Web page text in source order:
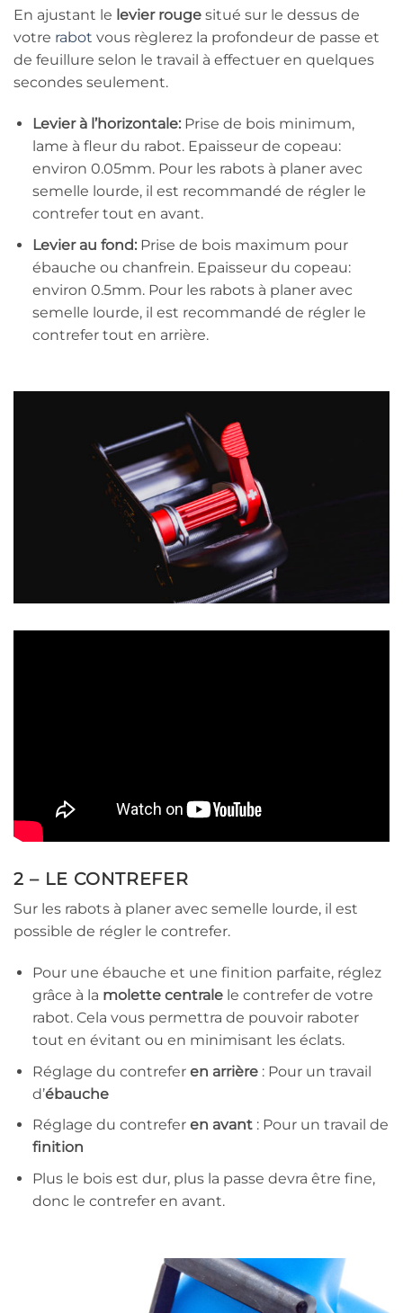
En ajustant le levier rouge situé sur le dessus de
votre rabot vous règlerez la profondeur de passe et
de feuillure selon le travail à effectuer en quelques
secondes seulement.
Levier à l’horizontale:Prise de bois minimum,
lame à fleur du rabot. Epaisseur de copeau:
environ 0.05mm. Pour les rabots à planer avec
semelle lourde, il est recommandé de régler le
contrefer tout en avant.
Levier au fond:Prise de bois maximum pour
ébauche ou chanfrein. Epaisseur du copeau:
environ 0.5mm. Pour les rabots à planer avec
semelle lourde, il est recommandé de régler le
contrefer tout en arrière.
2 – LE CONTREFER
Sur les rabots à planer avec semelle lourde, il est
possible de régler le contrefer.
Pour une ébauche et une finition parfaite, réglez
grâce à la molette centralele contrefer de votre
rabot. Cela vous permettra de pouvoir raboter
tout en évitant ou en minimisant les éclats.
Réglage du contrefer en arrière: Pour un travail
d’ébauche
Réglage du contrefer en avant: Pour un travail de
finition
Plus le bois est dur, plus la passe devra être fine,
donc le contrefer en avant.